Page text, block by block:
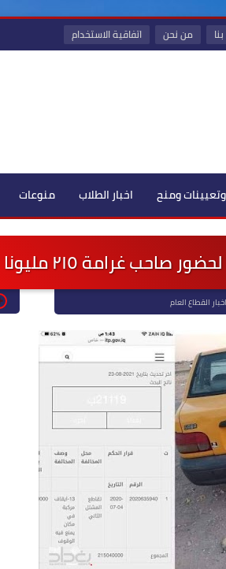
من نحن اتفاقية الاستخدام
ومنح اخبار الطلاب منوعات
غرامة ٢١٥ مليونا
اخبار القطاع العام